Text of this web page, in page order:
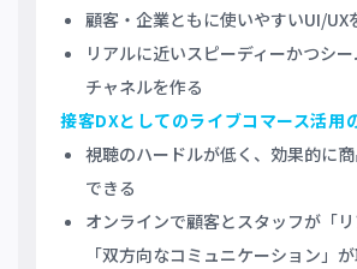
顧客・企業ともに使いやすいUI/UX
リアルに近いスピーディーかつシ
チャネルを作る
接客DXとしてのライブコマース活用
視聴のハードルが低く、効果的に
できる
オンラインで顧客とスタッフが「
「双方向なコミュニケーション」